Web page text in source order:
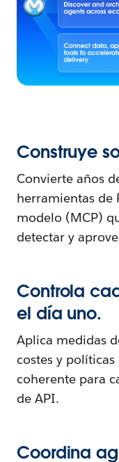
Construye
Convierte años
herramientas de
modelo (MCP)
detectar y
Controla
el día uno.
Aplica medidas
costes y
coherente para
de API.
Coordina